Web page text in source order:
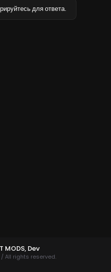
для ответа.
MODS, Dev
/ All rights reserved.